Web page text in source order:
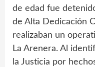
de edad fue
de Alta Dedicación
realizaban un
La Arenera. Al
la Justicia por